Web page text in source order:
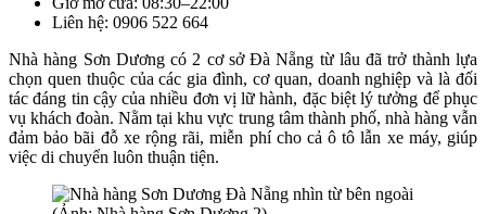
Liên hệ: 0906 522 664
Nhà hàng Sơn Dương có 2 cơ sở Đà Nẵng từ lâu đã trở thành lựa
chọn quen thuộc của các gia đình, cơ quan, doanh nghiệp và là đối
tác đáng tin cậy của nhiều đơn vị lữ hành, đặc biệt lý tưởng để phục
vụ khách đoàn. Nằm tại khu vực trung tâm thành phố, nhà hàng vẫn
đảm bảo bãi đỗ xe rộng rãi, miễn phí cho cả ô tô lẫn xe máy, giúp
việc di chuyển luôn thuận tiện.